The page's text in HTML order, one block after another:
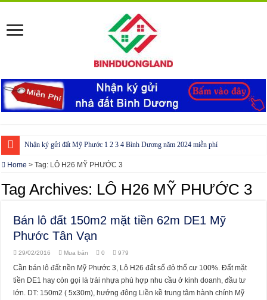
Nhận ký gửi đất Mỹ Phước 1 2 3 4 Bình Dương năm 2024 miễn phí
Cho thuê nhà Ecolakes Bình Dương, mới đẹp, đầy đủ nội thất
Phòng công chứng tại Chơn Thành – Bình Phước
Home > Tag: LÔ H26 MỸ PHƯỚC 3
Tag Archives: LÔ H26 MỸ PHƯỚC 3
Bán lô đất 150m2 mặt tiền 62m DE1 Mỹ
Phước Tân Vạn
29/02/2016 Mua bán 0 979
Cần bán lô đất nền Mỹ Phước 3, Lô H26 đất sổ đỏ thổ cư 100%. Đất mặt
tiền DE1 hay còn gọi là trải nhựa phù hợp nhu cầu ở kinh doanh, đầu tư
lớn. DT: 150m2 ( 5x30m), hướng đông Liền kề trung tâm hành chính Mỹ